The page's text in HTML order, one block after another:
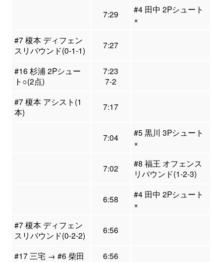
7:29
#4 田中 2Pシュート
×
#7 榎本 ディフェン
スリバウンド(0-1-1)
7:27
#16 杉浦 2Pシュー
ト○(2点)
7:23
7-2
#7 榎本 アシスト(1
本)
7:17
7:04
#5 黒川 3Pシュート
×
7:02
#8 福王 オフェンス
リバウンド(1-2-3)
6:58
#4 田中 2Pシュート
×
#7 榎本 ディフェン
スリバウンド(0-2-2)
6:56
#17 三宅 → #6 柴田 6:56